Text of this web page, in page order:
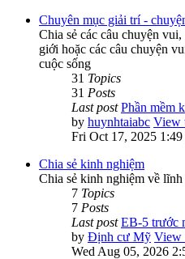
Chuyên mục giải trí -
Chia sẻ các câu chuyện
giới hoặc các câu chuyện
cuộc sống
31 Topics
31 Posts
Last post Phần mềm
by huynhtaiabc View
Fri Oct 17, 2025 1:49
Chia sẻ kinh nghiệm
Chia sẻ kinh nghiệm về
7 Topics
7 Posts
Last post EB-5 trước
by Định cư Mỹ View
Wed Aug 05, 2026